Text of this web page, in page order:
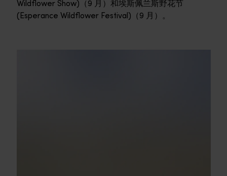
Wildflower Show)（9 月）和埃斯佩兰斯野花节
(Esperance Wildflower Festival)（9 月）。